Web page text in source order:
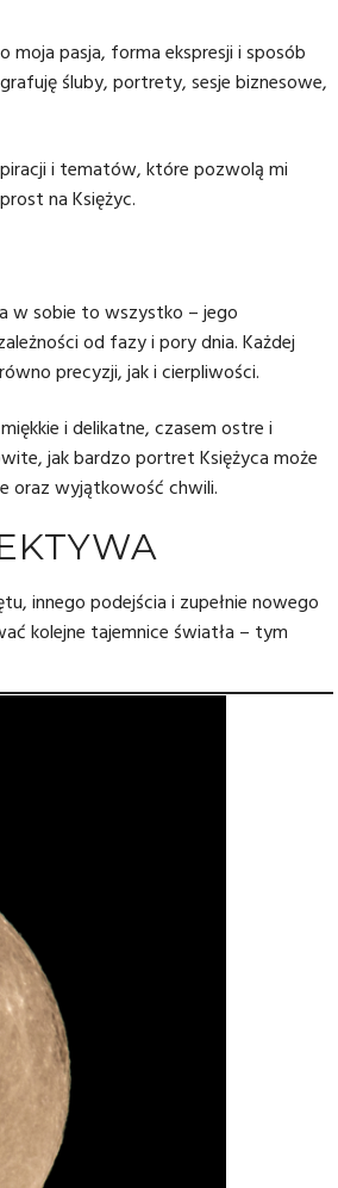
moja pasja, forma ekspresji i sposób
śluby, portrety, sesje biznesowe,
i tematów, które pozwolą mi
na Księżyc.
w sobie to wszystko – jego
od fazy i pory dnia. Każdej
precyzji, jak i cierpliwości.
i delikatne, czasem ostre i
jak bardzo portret Księżyca może
oraz wyjątkowość chwili.
innego podejścia i zupełnie nowego
kolejne tajemnice światła – tym